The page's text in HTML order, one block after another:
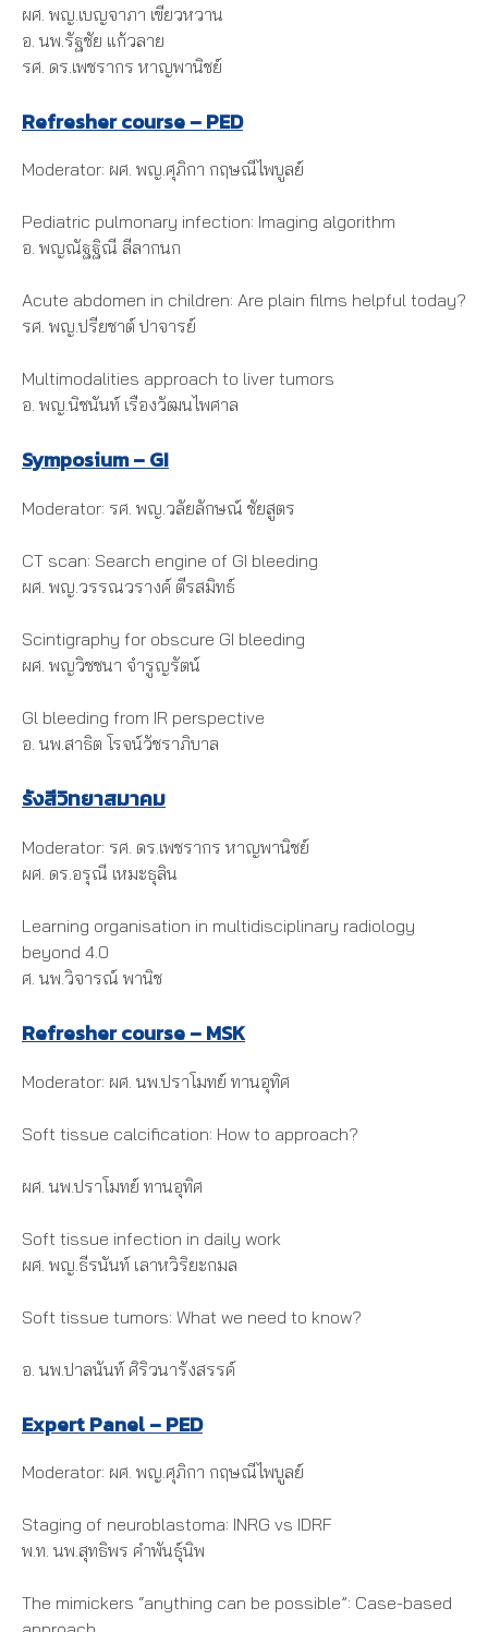
ผศ. พญ.เบญจาภา เขียวหวาน
อ. นพ.รัฐชัย แก้วลาย
รศ. ดร.เพชรากร หาญพานิชย์
Refresher course – PED
Moderator: ผศ. พญ.ศุภิกา กฤษณีไพบูลย์
Pediatric pulmonary infection: Imaging algorithm
อ. พญณัฐฐิณี ลีลากนก
Acute abdomen in children: Are plain films helpful today?
รศ. พญ.ปรียชาต์ ปาจารย์
Multimodalities approach to liver tumors
อ. พญ.นิชนันท์ เรืองวัฒนไพศาล
Symposium – GI
Moderator: รศ. พญ.วลัยลักษณ์ ชัยสูตร
CT scan: Search engine of GI bleeding
ผศ. พญ.วรรณวรางค์ ตีรสมิทธ์
Scintigraphy for obscure GI bleeding
ผศ. พญวิชชนา จํารูญรัตน์
Gl bleeding from IR perspective
อ. นพ.สาธิต โรจน์วัชราภิบาล
รังสีวิทยาสมาคม
Moderator: รศ. ดร.เพชรากร หาญพานิชย์
ผศ. ดร.อรุณี เหมะธุลิน
Learning organisation in multidisciplinary radiology
beyond 4.0
ศ. นพ.วิจารณ์ พานิช
Refresher course – MSK
Moderator: ผศ. นพ.ปราโมทย์ ทานอุทิศ
Soft tissue calcification: How to approach?
ผศ. นพ.ปราโมทย์ ทานอุทิศ
Soft tissue infection in daily work
ผศ. พญ.ธีรนันท์ เลาหวิริยะกมล
Soft tissue tumors: What we need to know?
อ. นพ.ปาลนันท์ ศิริวนารังสรรค์
Expert Panel – PED
Moderator: ผศ. พญ.ศุภิกา กฤษณีไพบูลย์
Staging of neuroblastoma: INRG vs IDRF
พ.ท. นพ.สุทธิพร คําพันธุ์นิพ
The mimickers “anything can be possible”: Case-based